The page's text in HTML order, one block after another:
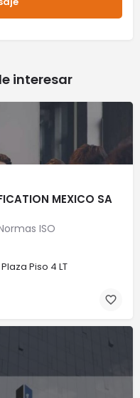
interesar
MEXICO SA
ISO
Piso 4 LT